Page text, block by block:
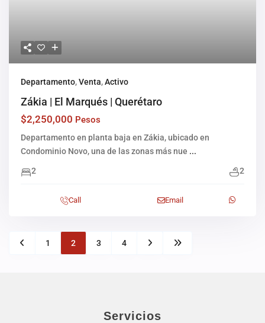
Departamento,Venta,Activo
Zákia | El Marqués | Querétaro
$2,250,000 Pesos
Departamento en planta baja en Zákia, ubicado en
Condominio Novo, una de las zonas más nue ...
2 2
Call Email
1 2 3 4
Servicios